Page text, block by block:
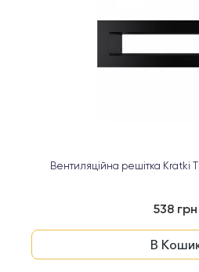
Вентиляційна решітка Kratki
538 грн
В